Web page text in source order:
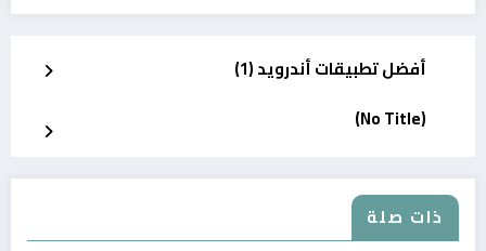
أفضل تطبيقات أندرويد (1)
(No Title)
ذات صلة